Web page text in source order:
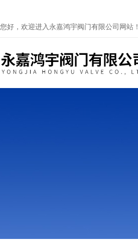
您好，欢迎进入永嘉鸿宇阀门有限公司网站！